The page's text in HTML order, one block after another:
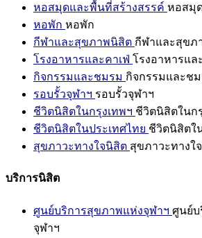
หอสมุดและพื้นที่สร้างสรรค์ หอสมุ
หอพัก หอพัก
กีฬาและสุขภาพนิสิต กีฬาและสุขภ
โรงอาหารและคาเฟ่ โรงอาหารแล
กิจกรรมและชมรม กิจกรรมและช
รอบรั้วจุฬาฯ รอบรั้วจุฬาฯ
ชีวิตนิสิตในกรุงเทพฯ ชีวิตนิสิตในก
ชีวิตนิสิตในประเทศไทย ชีวิตนิสิตใ
สุขภาวะทางใจนิสิต สุขภาวะทางใ
บริการนิสิต
ศูนย์บริการสุขภาพแห่งจุฬาฯ ศูนย์บ
จุฬาฯ